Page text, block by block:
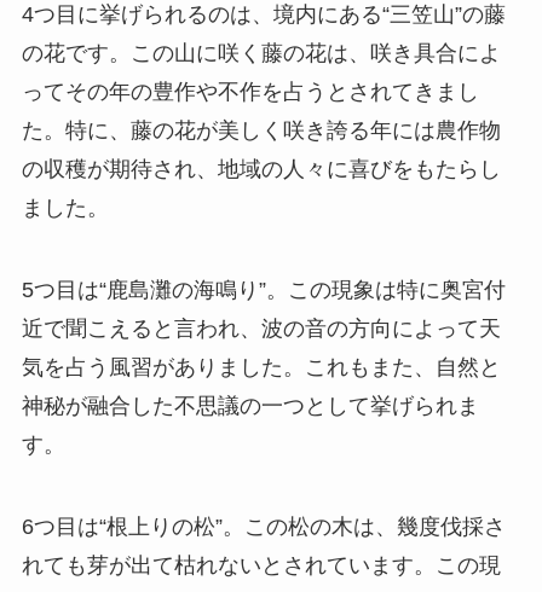
4つ目に挙げられるのは、境内にある“三笠山”の藤
の花です。この山に咲く藤の花は、咲き具合によ
ってその年の豊作や不作を占うとされてきまし
た。特に、藤の花が美しく咲き誇る年には農作物
の収穫が期待され、地域の人々に喜びをもたらし
ました。
5つ目は“鹿島灘の海鳴り”。この現象は特に奥宮付
近で聞こえると言われ、波の音の方向によって天
気を占う風習がありました。これもまた、自然と
神秘が融合した不思議の一つとして挙げられま
す。
6つ目は“根上りの松”。この松の木は、幾度伐採さ
れても芽が出て枯れないとされています。この現